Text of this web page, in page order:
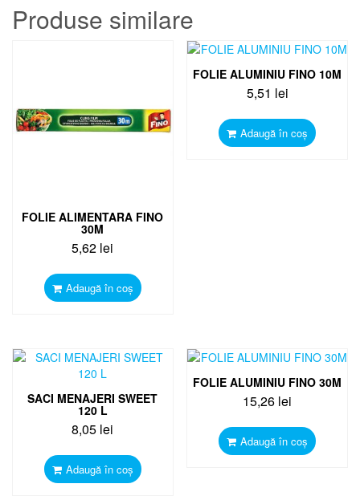
Produse similare
FOLIE ALIMENTARA FINO
30M
5,62 lei
Adaugă în coș
FOLIE ALUMINIU FINO 10M
5,51 lei
Adaugă în coș
SACI MENAJERI SWEET
120 L
8,05 lei
Adaugă în coș
FOLIE ALUMINIU FINO 30M
15,26 lei
Adaugă în coș